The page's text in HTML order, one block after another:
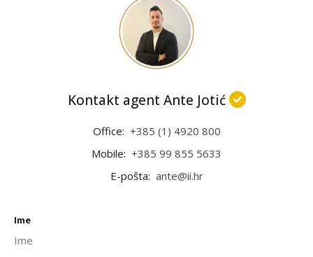
Kontakt agent Ante Jotić
Office: +385 (1) 4920 800
Mobile: +385 99 855 5633
E-pošta: ante@ii.hr
Ime